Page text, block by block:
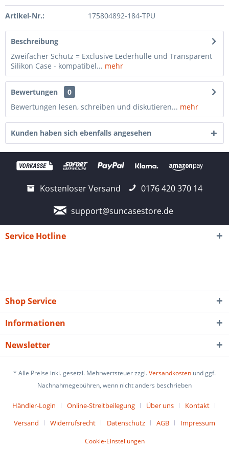
Artikel-Nr.: 175804892-184-TPU
Beschreibung
Zweifacher Schutz = Exclusive Lederhülle und Transparent
Silikon Case - kompatibel... mehr
Bewertungen
0
Bewertungen lesen, schreiben und diskutieren... mehr
Kunden haben sich ebenfalls angesehen
Kostenloser Versand
0176 420 370 14
support@suncasestore.de
Service Hotline
Shop Service
Informationen
Newsletter
* Alle Preise inkl. gesetzl. Mehrwertsteuer zzgl.Versandkosten und ggf.
Nachnahmegebühren, wenn nicht anders beschrieben
Händler-Login Online-Streitbeilegung Über uns
Kontakt
Versand
Widerrufsrecht Datenschutz AGB Impressum
Cookie-Einstellungen